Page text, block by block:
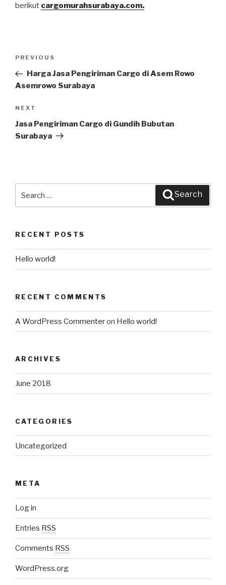
berikut cargomurahsurabaya.com.
Post
Previous
Post
PREVIOUS
Harga Jasa Pengiriman Cargo di Asem Rowo
Asemrowo Surabaya
Next
Post
NEXT
Jasa Pengiriman Cargo di Gundih Bubutan
Surabaya
Search
RECENT POSTS
Hello world!
RECENT COMMENTS
A WordPress Commenteron Hello world!
ARCHIVES
June 2018
CATEGORIES
Uncategorized
META
Log in
Entries RSS
Comments RSS
WordPress.org